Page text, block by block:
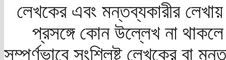
লেখকের এবং মন্তব্যকারীর
প্রসঙ্গে কোন উল্লেখ না
সম্পূর্ণভাবে সংশ্লিষ্ট লেখকের বা